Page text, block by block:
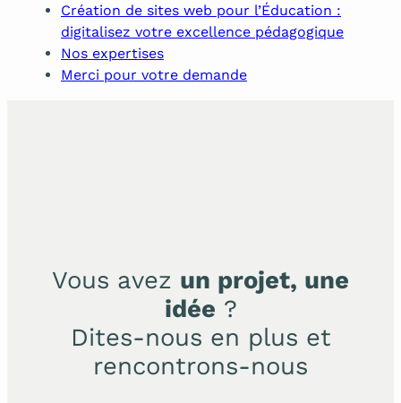
Création de sites web pour l’Éducation :
digitalisez votre excellence pédagogique
Nos expertises
Merci pour votre demande
Vous avez un projet, une
idée ?
Dites-nous en plus et
rencontrons-nous